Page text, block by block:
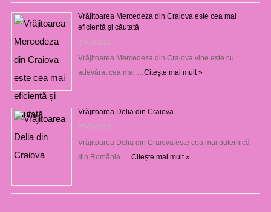
Vrăjitoarea Mercedeza din Craiova este cea mai
eficientă şi căutată
27/07/2026
Vrăjitoarea Mercedeza din Craiova vine este cu
adevărat cea mai … Citește mai mult »
Vrăjitoarea Delia din Craiova
27/07/2026
Vrăjitoarea Delia din Craiova este cea mai puternică
din România. … Citește mai mult »